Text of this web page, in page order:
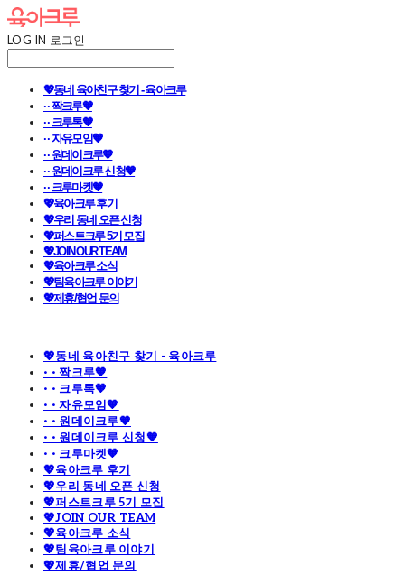
LOG IN 로그인
💖동네 육아친구 찾기 - 육아크루
· · 짝크루🧡
· · 크루톡🧡
· · 자유모임🧡
· · 원데이크루🧡
· · 원데이크루 신청🧡
· · 크루마켓🧡
💖육아크루 후기
💖우리 동네 오픈 신청
💖퍼스트크루 5기 모집
💖JOIN OUR TEAM
💖육아크루 소식
💖팀육아크루 이야기
💖제휴/협업 문의
💖동네 육아친구 찾기 - 육아크루
· · 짝크루🧡
· · 크루톡🧡
· · 자유모임🧡
· · 원데이크루🧡
· · 원데이크루 신청🧡
· · 크루마켓🧡
💖육아크루 후기
💖우리 동네 오픈 신청
💖퍼스트크루 5기 모집
💖JOIN OUR TEAM
💖육아크루 소식
💖팀육아크루 이야기
💖제휴/협업 문의